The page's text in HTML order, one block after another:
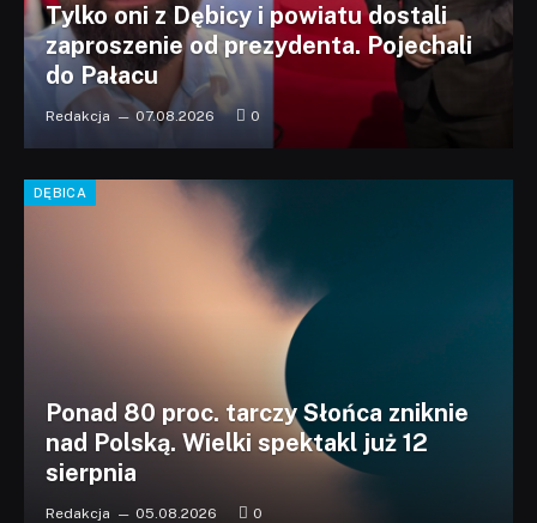
Tylko oni z Dębicy i powiatu dostali
zaproszenie od prezydenta. Pojechali
do Pałacu
Redakcja 07.08.2026 0
DĘBICA
Ponad 80 proc. tarczy Słońca zniknie
nad Polską. Wielki spektakl już 12
sierpnia
Redakcja 05.08.2026 0